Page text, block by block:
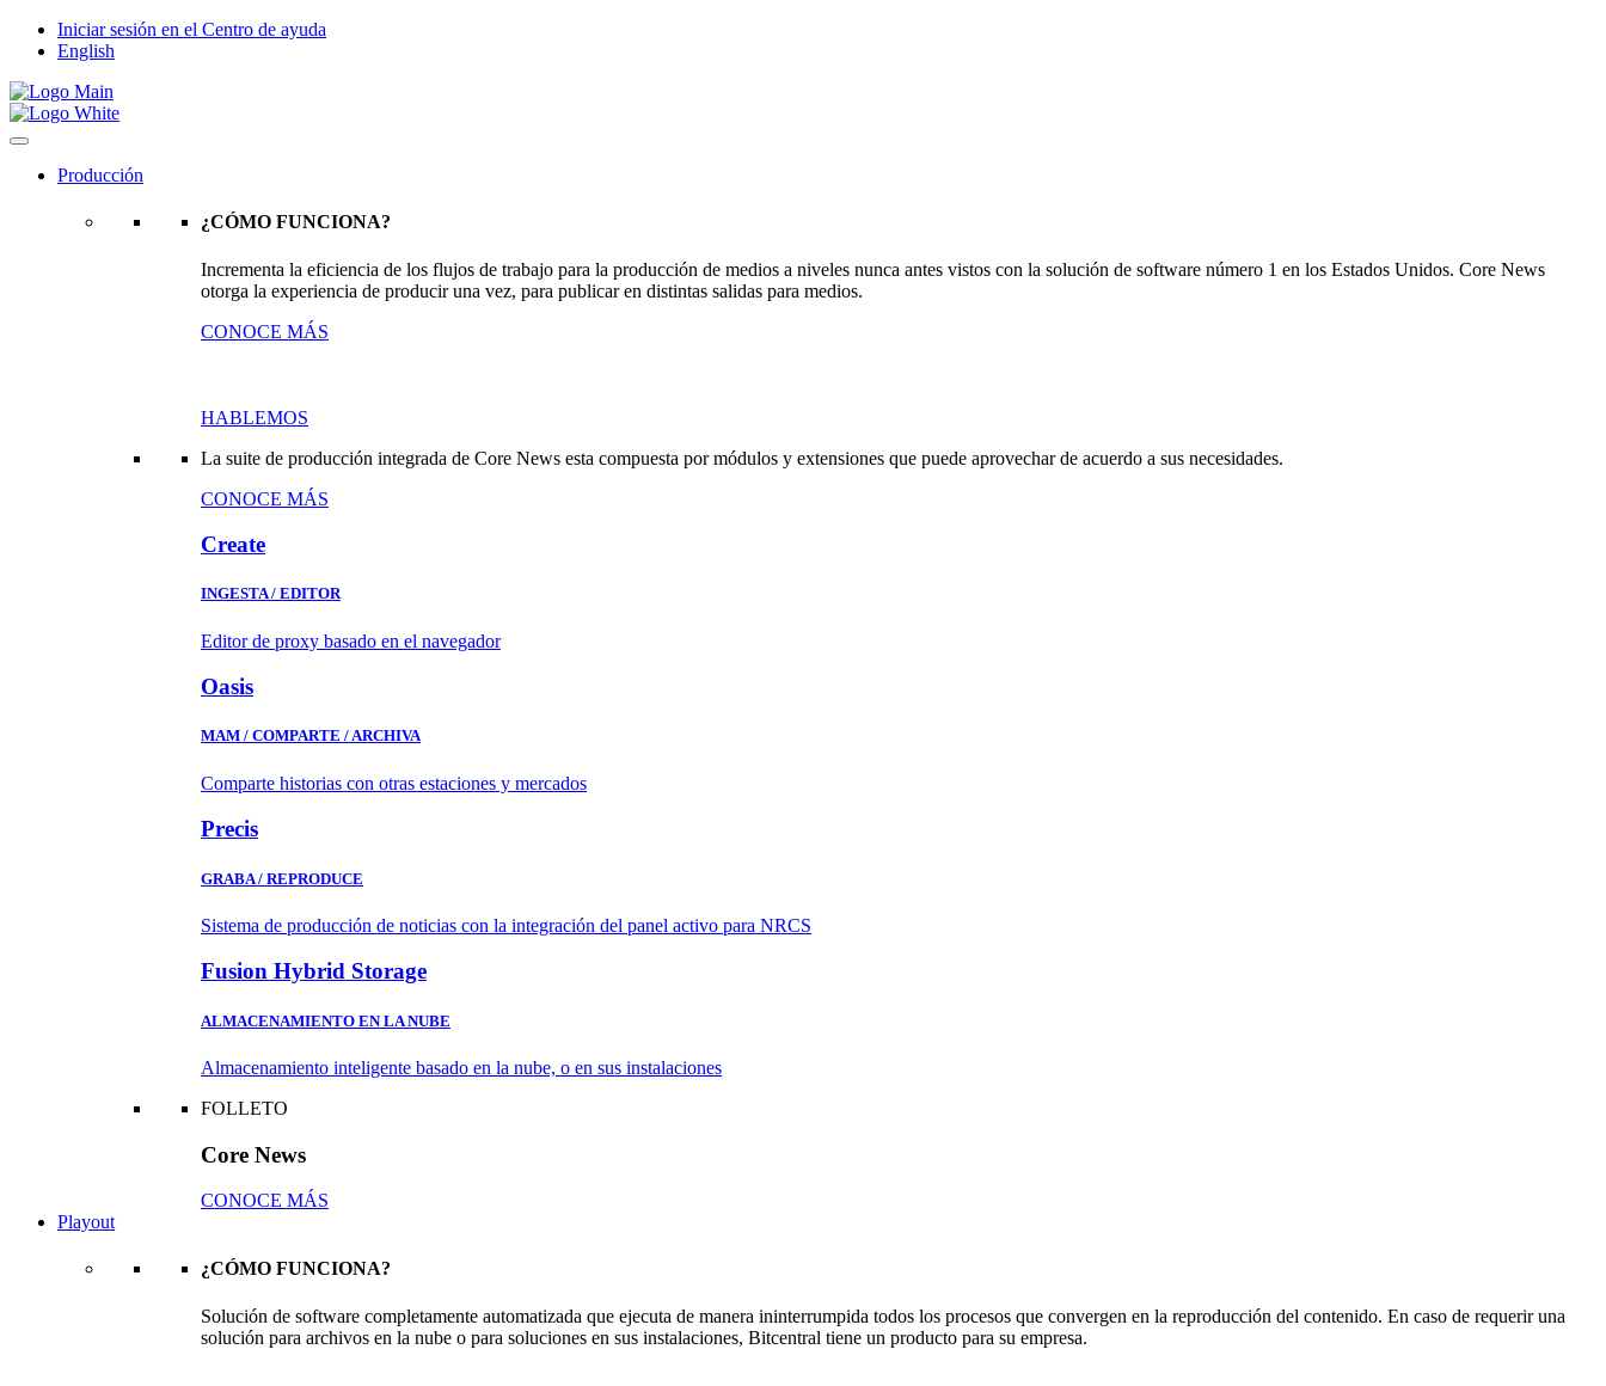
Iniciar sesión en el Centro de ayuda
English
Producción
¿CÓMO FUNCIONA?
Incrementa la eficiencia de los flujos de trabajo para la producción de medios a niveles nunca antes vistos con la solución de software número 1 en los Estados Unidos. Core News
otorga la experiencia de producir una vez, para publicar en distintas salidas para medios.
CONOCE MÁS
HABLEMOS
La suite de producción integrada de Core News esta compuesta por módulos y extensiones que puede aprovechar de acuerdo a sus necesidades.
CONOCE MÁS
Create
INGESTA / EDITOR
Editor de proxy basado en el navegador
Oasis
MAM / COMPARTE / ARCHIVA
Comparte historias con otras estaciones y mercados
Precis
GRABA / REPRODUCE
Sistema de producción de noticias con la integración del panel activo para NRCS
Fusion Hybrid Storage
ALMACENAMIENTO EN LA NUBE
Almacenamiento inteligente basado en la nube, o en sus instalaciones
FOLLETO
Core News
CONOCE MÁS
Playout
¿CÓMO FUNCIONA?
Solución de software completamente automatizada que ejecuta de manera ininterrumpida todos los procesos que convergen en la reproducción del contenido. En caso de requerir una
solución para archivos en la nube o para soluciones en sus instalaciones, Bitcentral tiene un producto para su empresa.